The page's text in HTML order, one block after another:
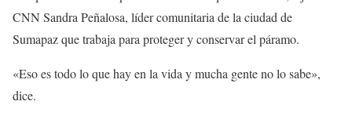
CNN Sandra Peñalosa, líder comunitaria de la ciudad de
Sumapaz que trabaja para proteger y conservar el páramo.
«Eso es todo lo que hay en la vida y mucha gente no lo sabe»,
dice.